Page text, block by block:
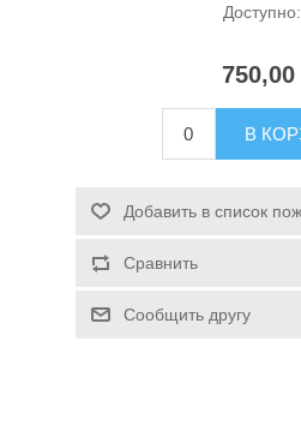
Спасательные
Доступно:
750,00
В
Добавить в список
Сравнить
Сообщить другу